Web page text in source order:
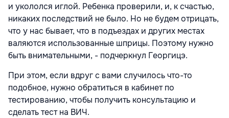
и укололся иглой. Ребенка проверили, и, к счастью,
никаких последствий не было. Но не будем отрицать,
что у нас бывает, что в подъездах и других местах
валяются использованные шприцы. Поэтому нужно
быть внимательными, - подчеркнул Георгицэ.
При этом, если вдруг с вами случилось что-то
подобное, нужно обратиться в кабинет по
тестированию, чтобы получить консультацию и
сделать тест на ВИЧ.